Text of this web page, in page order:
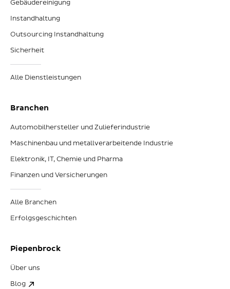
Gebäudereinigung
Instandhaltung
Outsourcing Instandhaltung
Sicherheit
Alle Dienstleistungen
Branchen
Automobilhersteller und Zulieferindustrie
Maschinenbau und metallverarbeitende Industrie
Elektronik, IT, Chemie und Pharma
Finanzen und Versicherungen
Alle Branchen
Erfolgsgeschichten
Piepenbrock
Über uns
Blog